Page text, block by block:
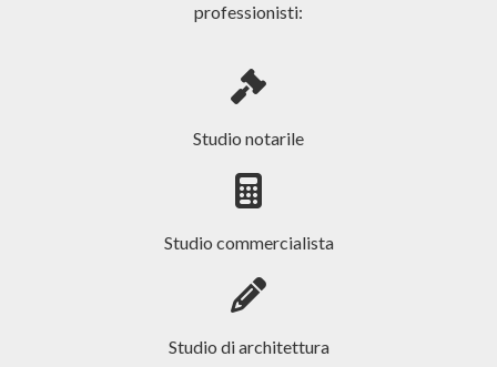
professionisti:
Studio notarile
Studio commercialista
Studio di architettura